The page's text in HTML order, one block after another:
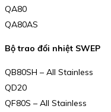
QA80
QA80AS
Bộ trao đổi nhiệt SWEP
QB80SH – All Stainless
QD20
QF80S – All Stainless